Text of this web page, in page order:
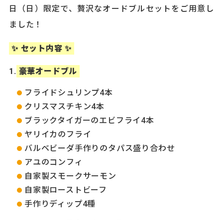
日（日）限定で、贅沢なオードブルセットをご用意し
ました！
✨ セット内容 ✨
豪華オードブル
フライドシュリンプ4本
クリスマスチキン4本
ブラックタイガーのエビフライ4本
ヤリイカのフライ
バルベビーダ手作りのタパス盛り合わせ
アユのコンフィ
自家製スモークサーモン
自家製ローストビーフ
手作りディップ4種